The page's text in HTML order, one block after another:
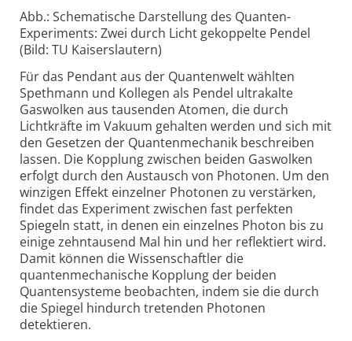
Abb.: Schematische Darstellung des Quanten-
Experiments: Zwei durch Licht gekoppelte Pendel
(Bild: TU Kaiserslautern)
Für das Pendant aus der Quantenwelt wählten
Spethmann und Kollegen als Pendel ultrakalte
Gaswolken aus tausenden Atomen, die durch
Lichtkräfte im Vakuum gehalten werden und sich mit
den Gesetzen der Quantenmechanik beschreiben
lassen. Die Kopplung zwischen beiden Gaswolken
erfolgt durch den Austausch von Photonen. Um den
winzigen Effekt einzelner Photonen zu verstärken,
findet das Experiment zwischen fast perfekten
Spiegeln statt, in denen ein einzelnes Photon bis zu
einige zehntausend Mal hin und her reflektiert wird.
Damit können die Wissenschaftler die
quantenmechanische Kopplung der beiden
Quantensysteme beobachten, indem sie die durch
die Spiegel hindurch tretenden Photonen
detektieren.